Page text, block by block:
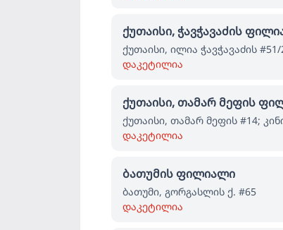
ქუთაისი, ჭავჭავაძის
ქუთაისი, ილია ჭავჭავაძის #51/
დაკეტილია
ქუთაისი, თამარ მეფის
ქუთაისი, თამარ მეფის #14;
დაკეტილია
ბათუმის ფილიალი
ბათუმი, გორგასლის ქ. #65
დაკეტილია